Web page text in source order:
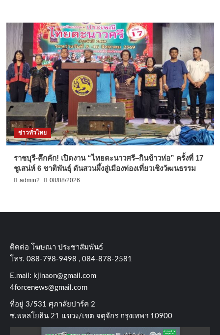
ข่าวทั่วไทย
ราชบุรี-คึกคัก! เปิดงาน “ไทยตะนาวศรี–กินข้าวห่อ” ครั้งที่ 17
ชูเสน่ห์ 6 ชาติพันธุ์ ดันสวนผึ้งสู่เมืองท่องเที่ยวเชิงวัฒนธรรม
admin2 08/08/2026
ติดต่อ​ โฆษณา​ ประชาสัมพันธ์
โทร​. 088-798-9498 , 084-878-2581
E.mail: kjinaon@gmail.com
4forcenews@gmail.com
ที่อยู่​ 3/531​ ศุภาลัยปาร์ค​ 2
ซ.พหลโยธิน​ 21​ แขวง/เขต​ จตุจักร​ กรุงเทพฯ 10900